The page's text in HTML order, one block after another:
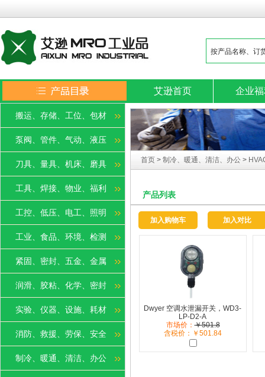
艾逊首页 企业
搬运、存储、工位、包材
泵阀、管件、气动、液压
刀具、量具、机床、磨具
工具、焊接、物业、福利
工控、低压、电工、照明
工业、食品、环境、检测
紧固、密封、五金、金属
润滑、胶粘、化学、密封
实验、仪器、设施、耗材
消防、救援、劳保、安全
制冷、暖通、清洁、办公
首页 > 制冷、暖通、清洁、办公 >
产品列表
加入购物车 加入对比
Dwyer 空调水泄漏开关，WD3-
LP-D2-A
市场价：￥501.8
含税价：￥501.84